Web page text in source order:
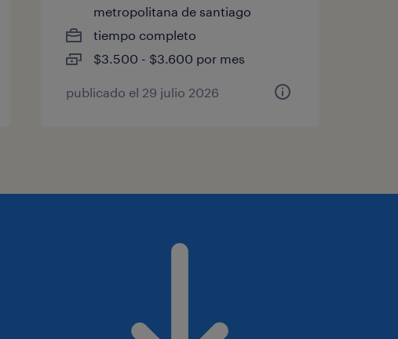
metropolitana de santiago
tiempo completo
$3.500 - $3.600 por mes
publicado el 29 julio 2026